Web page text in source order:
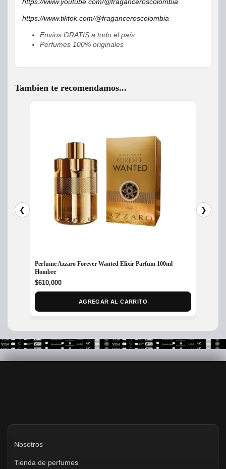
https://www.tiktok.com/@fraganceroscolombia
Envíos GRATIS a todo el país
Perfumes 100% originales
Tambien te recomendamos...
❮
Perfume Azzaro Forever Wanted Elixir Parfum 100ml
Hombre
$610,000
AGREGAR AL CARRITO
❯
Nosotros
Tienda de perfumes